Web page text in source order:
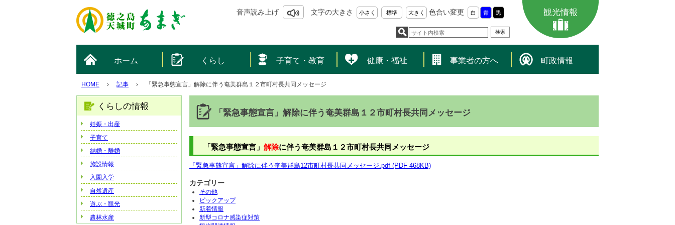
音声読み上げ 文字の大きさ 小さく 標準 大きく 色合い変更 白 青 黒 観光情報
ホーム くらし 子育て・教育 健康・福祉 事業者の方へ 町政情報
HOME › 記事 › 「緊急事態宣言」解除に伴う奄美群島１２市町村長共同メッセージ
「緊急事態宣言」解除に伴う奄美群島１２市町村長共同メッセージ
「緊急事態宣言」 解除に伴う奄美群島１２市町村長共同メッセージ
「緊急事態宣言」解除に伴う奄美群島12市町村長共同メッセージ.pdf (PDF 468KB)
カテゴリー
その他
ピックアップ
新着情報
新型コロナ感染症対策
くらしの情報
妊娠・出産
子育て
結婚・離婚
施設情報
入園入学
自然遺産
遊ぶ・観光
農林水産